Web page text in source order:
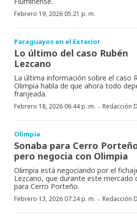
Febrero 19, 2026 05:21 p. m.
Paraguayos en el Exterior
Lo último del caso Rubén
Lezcano
La última información sobre el caso
Olimpia habla de que ahora todo
franjeada.
Febrero 18, 2026 06:44 p. m. · Redacción
Olimpia
Sonaba para Cerro
pero negocia con Olimpia
Olimpia está negociando por el
Lezcano, que durante este mercado
para Cerro Porteño.
Febrero 13, 2026 07:24 p. m. · Redacción